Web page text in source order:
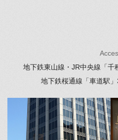
地下鉄東山線・JR中央線「千
地下鉄桜通線「車道駅」